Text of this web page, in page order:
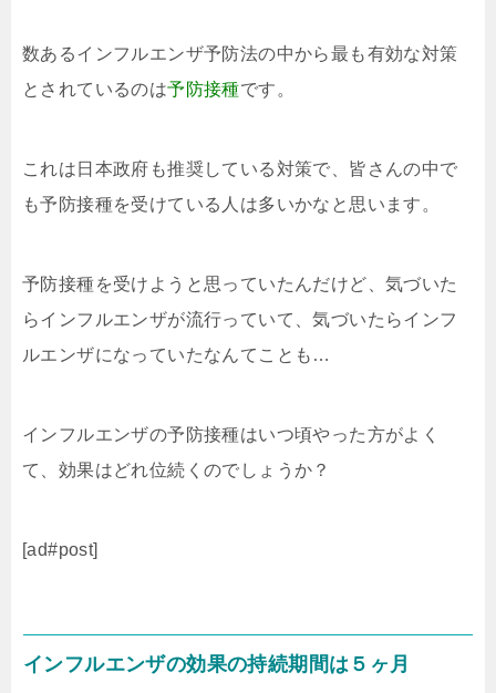
数あるインフルエンザ予防法の中から最も有効な対策
とされているのは予防接種です。
これは日本政府も推奨している対策で、皆さんの中で
も予防接種を受けている人は多いかなと思います。
予防接種を受けようと思っていたんだけど、気づいた
らインフルエンザが流行っていて、気づいたらインフ
ルエンザになっていたなんてことも…
インフルエンザの予防接種はいつ頃やった方がよく
て、効果はどれ位続くのでしょうか？
[ad#post]
インフルエンザの効果の持続期間は５ヶ月